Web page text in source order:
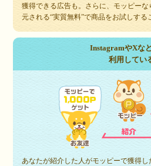
獲得できる広告も。さらに、モッピーな
元される“実質無料”で商品をお試しする
InstagramやXな
利用してい
あなたが紹介した人がモッピーで獲得し